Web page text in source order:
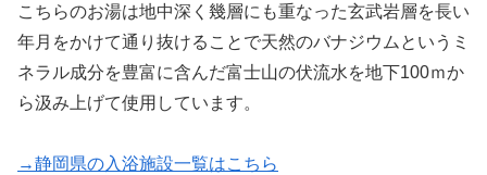
こちらのお湯は地中深く幾層にも重なった玄武岩層を長い
年月をかけて通り抜けることで天然のバナジウムというミ
ネラル成分を豊富に含んだ富士山の伏流水を地下100ｍか
ら汲み上げて使用しています。
→静岡県の入浴施設一覧はこちら